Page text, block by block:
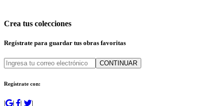
Crea tus colecciones
Regístrate para guardar tus obras favoritas
CONTINUAR
Regístrate con:
| | | |